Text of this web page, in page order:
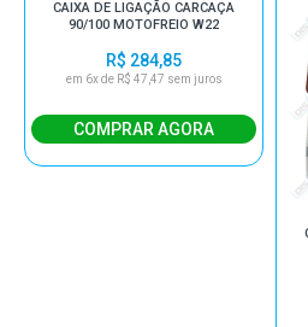
CAIXA DE LIGAÇÃO CARCAÇA
90/100 MOTOFREIO W22
R$ 284,85
em 6x de R$ 47,47 sem juros